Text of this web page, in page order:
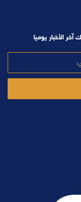
الأخبار يوميا